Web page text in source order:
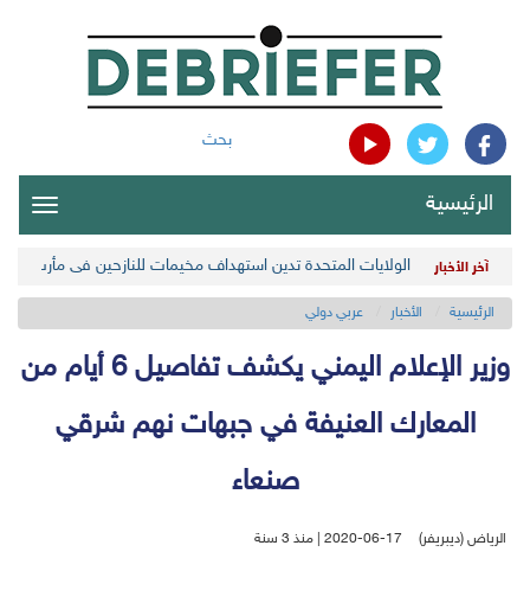
بحث
الرئيسية
آخر الأخبار الولايات المتحدة تدين استهداف مخيمات للنازحين في مأرب
الرئيسية الأخبار عربي دولي
وزير الإعلام اليمني يكشف تفاصيل 6 أيام من
المعارك العنيفة في جبهات نهم شرقي
صنعاء
الرياض (ديبريفر) 2020-06-17 | منذ 3 سنة